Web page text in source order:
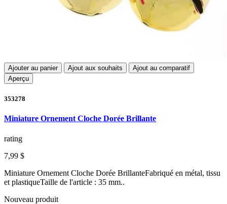
Ajouter au panier Ajout aux souhaits
Ajout au comparatif
Aperçu
353278
Miniature Ornement Cloche Dorée Brillante
rating
7,99 $
Miniature Ornement Cloche Dorée BrillanteFabriqué en métal, tissu
et plastiqueTaille de l'article : 35 mm..
Nouveau produit